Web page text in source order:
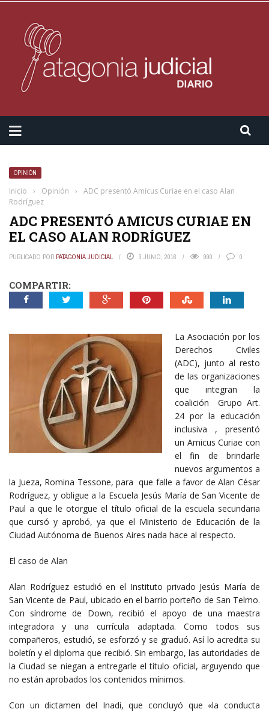
OPINIÓN
Inicio › Opinión ›
ADC presentó Amicus Curiae en el caso Alan
Rodríguez
ADC PRESENTÓ AMICUS CURIAE EN
EL CASO ALAN RODRÍGUEZ
PUBLICADO POR PATAGONIA JUDICIAL 3 JUNIO, 2016 990 0
COMPARTIR:
La Asociación por los
Derechos Civiles
(ADC), junto al resto
de las organizaciones
que integran la
coalición Grupo Art.
24 por la educación
inclusiva , presentó
un Amicus Curiae con
el fin de brindarle
nuevos argumentos a
la Jueza, Romina Tessone, para que falle a favor de Alan César
Rodríguez, y obligue a la Escuela Jesús María de San Vicente de
Paul a que le otorgue el título oficial de la escuela secundaria
que cursó y aprobó, ya que el Ministerio de Educación de la
Ciudad Autónoma de Buenos Aires nada hace al respecto.
El caso de Alan
Alan Rodríguez estudió en el Instituto privado Jesús María de
San Vicente de Paul, ubicado en el barrio porteño de San Telmo.
Con síndrome de Down, recibió el apoyo de una maestra
integradora y una currícula adaptada. Como todos sus
compañeros, estudió, se esforzó y se graduó. Así lo acredita su
boletín y el diploma que recibió. Sin embargo, las autoridades de
la Ciudad se niegan a entregarle el título oficial, arguyendo que
no están aprobados los contenidos mínimos.
Con un dictamen del Inadi, que concluyó que «la conducta